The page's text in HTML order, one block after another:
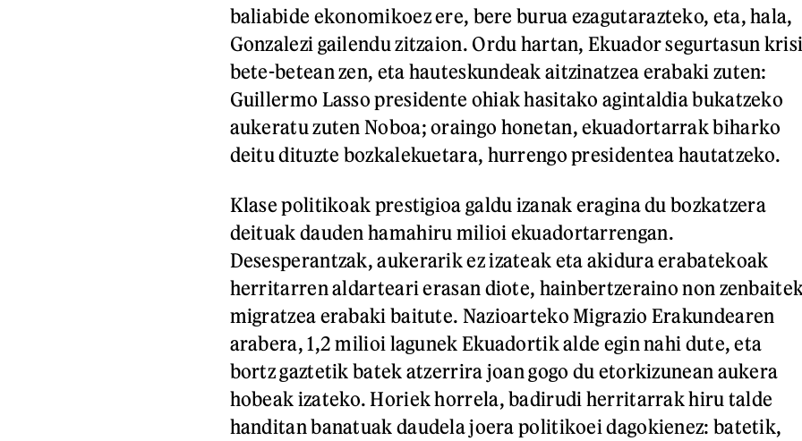
baliabide ekonomikoez ere, bere burua ezagutarazteko, eta, hala,
Gonzalezi gailendu zitzaion. Ordu hartan, Ekuador segurtasun
bete-betean zen, eta hauteskundeak aitzinatzea erabaki zuten:
Guillermo Lasso presidente ohiak hasitako agintaldia bukatzeko
aukeratu zuten Noboa; oraingo honetan, ekuadortarrak biharko
deitu dituzte bozkalekuetara, hurrengo presidentea hautatzeko.
Klase politikoak prestigioa galdu izanak eragina du bozkatzera
deituak dauden hamahiru milioi ekuadortarrengan.
Desesperantzak, aukerarik ez izateak eta akidura erabatekoak
herritarren aldarteari erasan diote, hainbertzeraino non
migratzea erabaki baitute. Nazioarteko Migrazio Erakundearen
arabera, 1,2 milioi lagunek Ekuadortik alde egin nahi dute, eta
bortz gaztetik batek atzerrira joan gogo du etorkizunean aukera
hobeak izateko. Horiek horrela, badirudi herritarrak hiru talde
handitan banatuak daudela joera politikoei dagokienez: batetik,